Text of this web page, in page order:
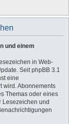
und einem
in Web-
Seit phpBB 3.1
eine
wird. Abonnements
Themas oder eines
Lesezeichen und